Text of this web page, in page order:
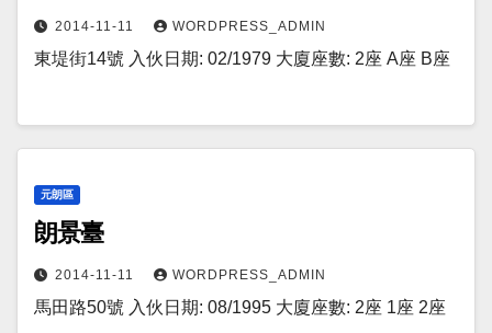
2014-11-11 WORDPRESS_ADMIN
東堤街14號 入伙日期: 02/1979 大廈座數: 2座 A座 B座
元朗區
朗景臺
2014-11-11 WORDPRESS_ADMIN
馬田路50號 入伙日期: 08/1995 大廈座數: 2座 1座 2座